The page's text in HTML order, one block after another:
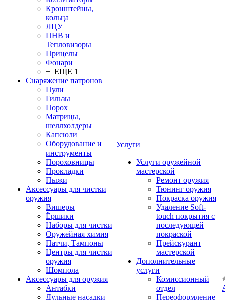
Кронштейны,
кольца
ЛЦУ
ПНВ и
Тепловизоры
Прицелы
Фонари
+ ЕЩЕ 1
Снаряжение патронов
Пули
Гильзы
Порох
Матрицы,
шеллхолдеры
Капсюли
Оборудование и
инструменты
Пороховницы
Прокладки
Пыжи
Аксессуары для чистки
оружия
Вишеры
Ёршики
Наборы для чистки
Оружейная химия
Патчи, Тампоны
Центры для чистки
оружия
Шомпола
Аксессуары для оружия
Антабки
Дульные насадки
Услуги
Услуги оружейной
мастерской
Ремонт оружия
Тюнинг оружия
Покраска оружия
Удаление Soft-
touch покрытия с
последующей
покраской
Прейскурант
мастерской
Дополнительные
услуги
Комиссионный
отдел
Переоформление